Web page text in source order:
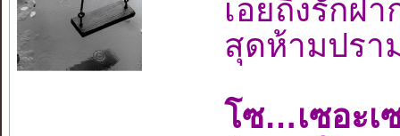
เอ่ยถึงรักฝ
สุดห้ามปรา
โซ…เซอะเ